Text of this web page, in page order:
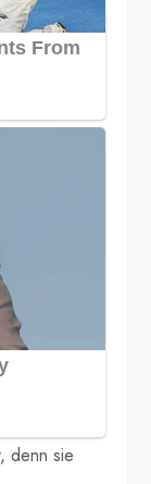
denn sie